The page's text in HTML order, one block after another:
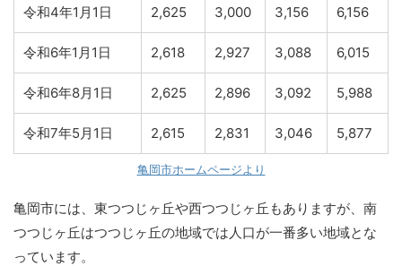
令和4年1月1日 2,625 3,000 3,156 6,156
令和6年1月1日 2,618 2,927 3,088 6,015
令和6年8月1日 2,625 2,896 3,092 5,988
令和7年5月1日 2,615 2,831 3,046 5,877
亀岡市ホームページより
亀岡市には、東つつじヶ丘や西つつじヶ丘もありますが、南
つつじヶ丘はつつじヶ丘の地域では人口が一番多い地域とな
っています。